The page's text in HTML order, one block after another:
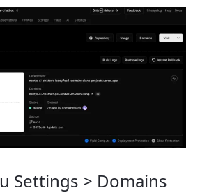
Settings > Domains